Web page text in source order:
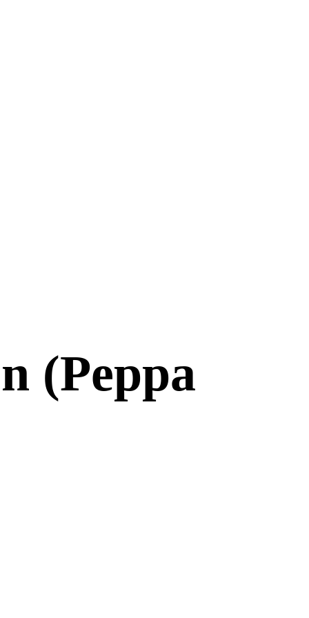
(Peppa